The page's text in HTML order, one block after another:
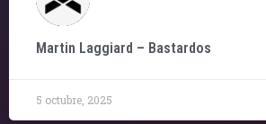
Martin Laggiard – Bastardos
5 octubre, 2025